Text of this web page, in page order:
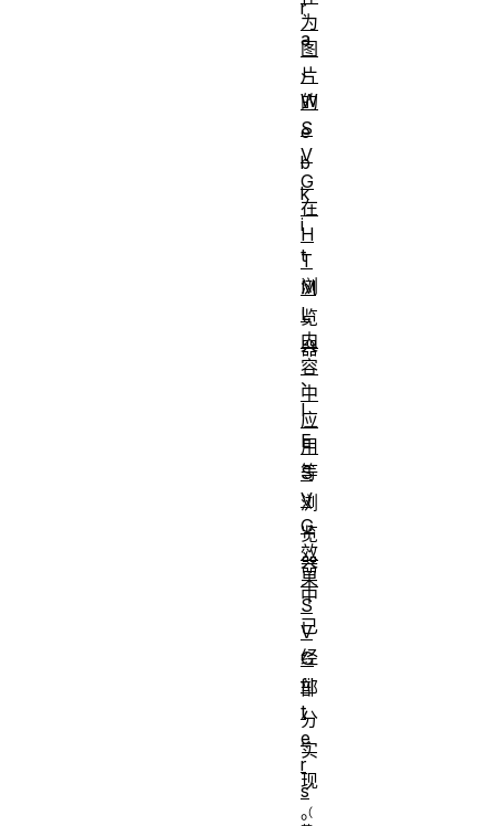
r
a
、
W
e
b
k
i
t
浏
览
器
、
I
E
等
浏
览
器
中
已
经
部
分
实
现
。
为
图
片
的
S
V
G
在
H
T
M
L
内
容
中
应
用
S
V
G
效
果
S
V
G
fil
t
e
r
s